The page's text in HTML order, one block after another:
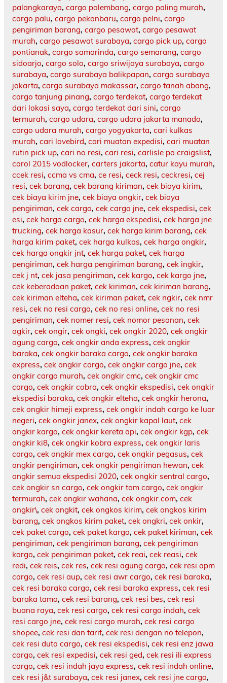
palangkaraya, cargo palembang, cargo paling murah,
cargo palu, cargo pekanbaru, cargo pelni, cargo
pengiriman barang, cargo pesawat, cargo pesawat
murah, cargo pesawat surabaya, cargo pick up, cargo
pontianak, cargo samarinda, cargo semarang, cargo
sidoarjo, cargo solo, cargo sriwijaya surabaya, cargo
surabaya, cargo surabaya balikpapan, cargo surabaya
jakarta, cargo surabaya makassar, cargo tanah abang,
cargo tanjung pinang, cargo terdekat, cargo terdekat
dari lokasi saya, cargo terdekat dari sini, cargo
termurah, cargo udara, cargo udara jakarta manado,
cargo udara murah, cargo yogyakarta, cari kulkas
murah, cari lovebird, cari muatan expedisi, cari muatan
rutin pick up, cari no resi, cari resi, carlisle pa craigslist,
carol 2015 vodlocker, carters jakarta, catur kayu murah,
ccek resi, ccma vs cma, ce resi, ceck resi, ceckresi, cej
resi, cek barang, cek barang kiriman, cek biaya kirim,
cek biaya kirim jne, cek biaya ongkir, cek biaya
pengiriman, cek cargo, cek cargo jne, cek ekspedisi, cek
esi, cek harga cargo, cek harga ekspedisi, cek harga jne
trucking, cek harga kasur, cek harga kirim barang, cek
harga kirim paket, cek harga kulkas, cek harga ongkir,
cek harga ongkir jnt, cek harga paket, cek harga
pengiriman, cek harga pengiriman barang, cek ingkir,
cek j nt, cek jasa pengiriman, cek kargo, cek kargo jne,
cek keberadaan paket, cek kiriman, cek kiriman barang,
cek kiriman elteha, cek kiriman paket, cek ngkir, cek nmr
resi, cek no resi cargo, cek no resi online, cek no resi
pengiriman, cek nomer resi, cek nomor pesanan, cek
ogkir, cek ongir, cek ongki, cek ongkir 2020, cek ongkir
agung cargo, cek ongkir anda express, cek ongkir
baraka, cek ongkir baraka cargo, cek ongkir baraka
express, cek ongkir cargo, cek ongkir cargo jne, cek
ongkir cargo murah, cek ongkir cmc, cek ongkir cmc
cargo, cek ongkir cobra, cek ongkir ekspedisi, cek ongkir
ekspedisi baraka, cek ongkir elteha, cek ongkir herona,
cek ongkir himeji express, cek ongkir indah cargo ke luar
negeri, cek ongkir janex, cek ongkir kapal laut, cek
ongkir kargo, cek ongkir kereta api, cek ongkir kgp, cek
ongkir ki8, cek ongkir kobra express, cek ongkir laris
cargo, cek ongkir mex cargo, cek ongkir pegasus, cek
ongkir pengiriman, cek ongkir pengiriman hewan, cek
ongkir semua ekspedisi 2020, cek ongkir sentral cargo,
cek ongkir sn cargo, cek ongkir tam cargo, cek ongkir
termurah, cek ongkir wahana, cek ongkir.com, cek
ongkir\, cek ongkit, cek ongkos kirim, cek ongkos kirim
barang, cek ongkos kirim paket, cek ongkri, cek onkir,
cek paket cargo, cek paket kargo, cek paket kiriman, cek
pengiriman, cek pengiriman barang, cek pengiriman
kargo, cek pengiriman paket, cek reai, cek reasi, cek
redi, cek reis, cek res, cek resi agung cargo, cek resi apm
cargo, cek resi aup, cek resi awr cargo, cek resi baraka,
cek resi baraka cargo, cek resi baraka express, cek resi
baraka tama, cek resi barang, cek resi bes, cek resi
buana raya, cek resi cargo, cek resi cargo indah, cek
resi cargo jne, cek resi cargo murah, cek resi cargo
shopee, cek resi dan tarif, cek resi dengan no telepon,
cek resi duta cargo, cek resi ekspedisi, cek resi enz jawa
cargo, cek resi expedisi, cek resi ged, cek resi ili express
cargo, cek resi indah jaya express, cek resi indah online,
cek resi j&t surabaya, cek resi janex, cek resi jne cargo,